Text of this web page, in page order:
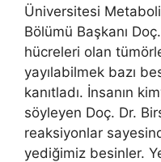
Üniversitesi
Bölümü Başkanı
hücreleri olan
yayılabilmek bazı
kanıtladı. İnsanın
söyleyen Doç. Dr.
reaksiyonlar
yediğimiz besinler.